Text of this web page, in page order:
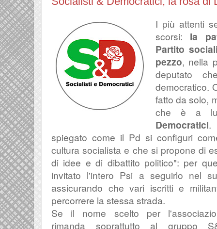
I più attenti
scorsi: la
Partito
pezzo, nella
deputato
democratico.
fatto da solo,
che è a
Democratici.
spiegato come il Pd si configuri
cultura socialista e che si propone di
di idee e di dibattito politico": per
invitato l'intero Psi a seguirlo nel
assicurando che vari iscritti e
percorrere la stessa strada.
Se il nome scelto per
rimanda soprattutto al gruppo